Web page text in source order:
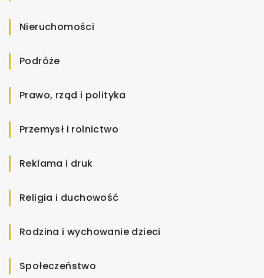
Nieruchomości
Podróże
Prawo, rząd i polityka
Przemysł i rolnictwo
Reklama i druk
Religia i duchowość
Rodzina i wychowanie dzieci
Społeczeństwo